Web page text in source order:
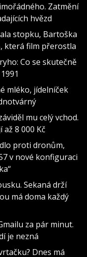
Zatmění
hvězd
stopku, Bartoška
která film přerostla
Co se skutečně
mléko, jídelníček
mu celý vchod.
8 000 Kč
proti dronům,
v nové konfiguraci
Sekaná drží
má doma každý
za pár minut.
je nezná
Dnes má